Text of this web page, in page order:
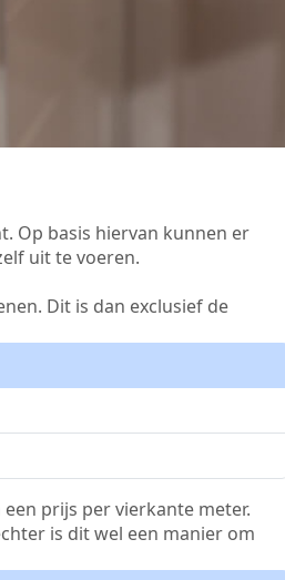
Op basis hiervan kunnen er
uit te voeren.
Dit is dan exclusief de
prijs per vierkante meter.
is dit wel een manier om